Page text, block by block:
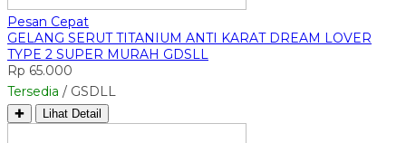
Pesan Cepat
GELANG SERUT TITANIUM ANTI KARAT DREAM LOVER
TYPE 2 SUPER MURAH GDSLL
Rp 65.000
Tersedia / GSDLL
✚ Lihat Detail